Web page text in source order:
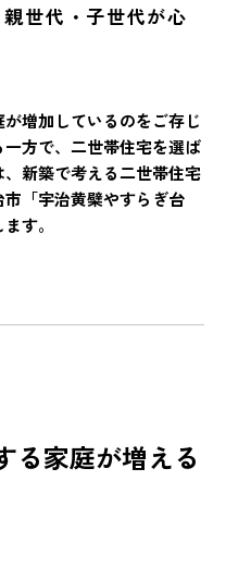
世代・子世代が心
増加しているのをご存じ
方で、二世帯住宅を選ば
新築で考える二世帯住宅
「宇治黄檗やすらぎ台
す。
る家庭が増える